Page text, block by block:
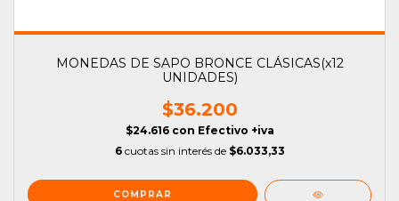
MONEDAS DE SAPO BRONCE CLÁSICAS(x12
UNIDADES)
$36.200
$24.616 con Efectivo +iva
6 cuotas sin interés de $6.033,33